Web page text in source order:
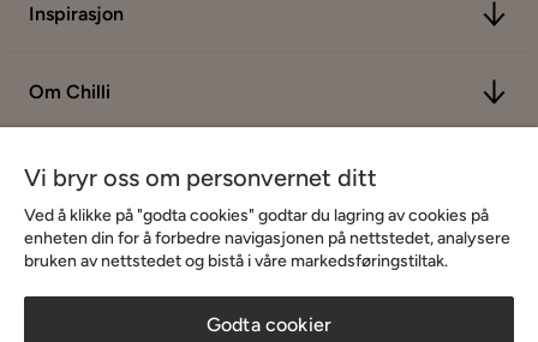
Inspirasjon
Om Chilli
Vi bryr oss om personvernet ditt
Ved å klikke på "godta cookies" godtar du lagring av cookies på
enheten din for å forbedre navigasjonen på nettstedet, analysere
bruken av nettstedet og bistå i våre markedsføringstiltak.
Godta cookier